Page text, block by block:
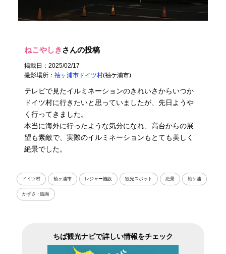
ねこやしき さんの投稿
掲載日：2025/02/17
撮影場所：袖ヶ浦市ドイツ村(袖ケ浦市)
テレビで見たイルミネーションのきれいさからいつか
ドイツ村に行きたいと思っていましたが、先日ようや
く行ってきました。
本当に海外に行ったような気分になれ、高台からの展
望も素敵で、実際のイルミネーションもとても美しく
絶景でした。
ドイツ村 袖ヶ浦市 レジャー施設 観光スポット 絶景 袖ケ浦
かずさ・臨海
ちば観光ナビで詳しい情報をチェック